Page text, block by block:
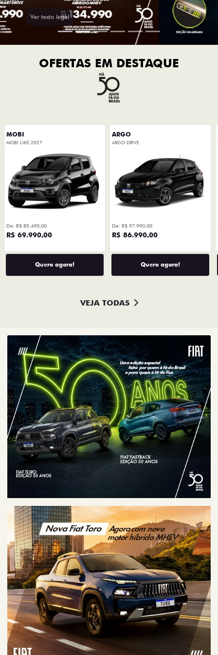
OFERTAS EM DESTAQUE
MOBI
MOBI LIKE 2027
De: R$ 85.490,00
R$ 69.990,00
Quero agora!
ARGO
ARGO DRIVE
De: R$ 97.990,00
R$ 86.990,00
Quero agora!
VEJA TODAS